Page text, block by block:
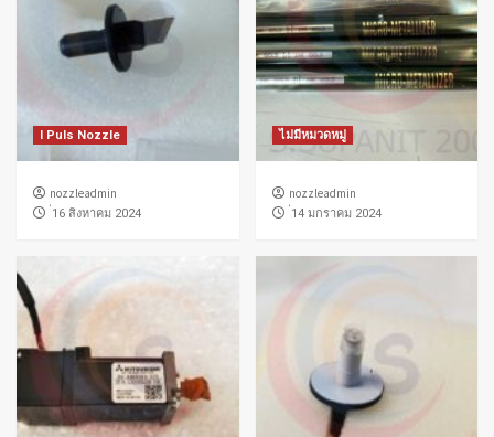
I Puls Nozzle
nozzleadmin
่16 สิงหาคม 2024
ไม่มีหมวดหมู่
nozzleadmin
่14 มกราคม 2024